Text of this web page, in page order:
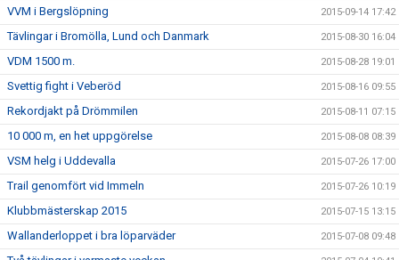
VVM i Bergslöpning 2015-09-14 17:42
Tävlingar i Bromölla, Lund och Danmark 2015-08-30 16:04
VDM 1500 m. 2015-08-28 19:01
Svettig fight i Veberöd 2015-08-16 09:55
Rekordjakt på Drömmilen 2015-08-11 07:15
10 000 m, en het uppgörelse 2015-08-08 08:39
VSM helg i Uddevalla 2015-07-26 17:00
Trail genomfört vid Immeln 2015-07-26 10:19
Klubbmästerskap 2015 2015-07-15 13:15
Wallanderloppet i bra löparväder 2015-07-08 09:48